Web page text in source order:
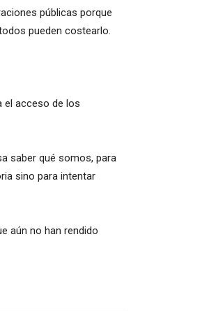
públicas porque
pueden costearlo.
el acceso de los
saber qué somos, para
sino para intentar
aún no han rendido